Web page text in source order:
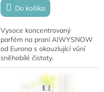
Do košíka
Vysoce koncentrovaný
parfém na praní AIWYSNOW
od Eurona s okouzlující vůní
sněhobílé čistoty.
Dlouhotrvající svěžest i po
sušení v sušičce.